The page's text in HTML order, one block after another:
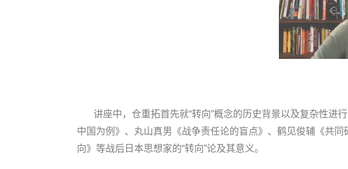
讲座中，仓重拓首先就“转向”概念的历史背景以及复杂性
中国为例》、丸山真男《战争责任论的盲点》、鹤见俊辅《共
向》等战后日本思想家的“转向”论及其意义。